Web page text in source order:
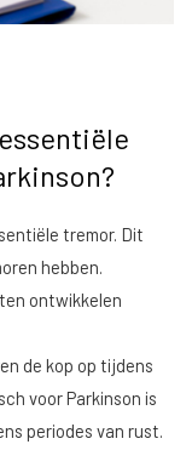
tremor. Dit
hebben.
ontwikkelen
de kop op tijdens
voor Parkinson is
periodes van rust.